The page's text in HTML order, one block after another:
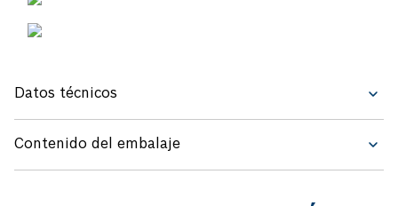
Datos técnicos
Contenido del embalaje